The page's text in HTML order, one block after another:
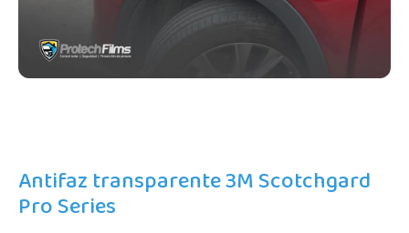
Antifaz transparente 3M Scotchgard
Pro Series